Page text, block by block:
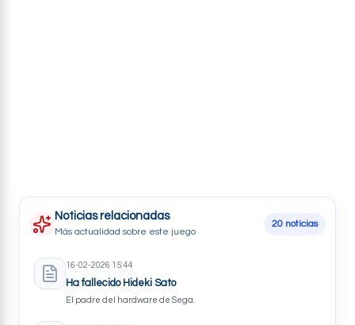
Noticias relacionadas
Más actualidad sobre este juego
20 noticias
16-02-2026 15:44
Ha fallecido Hideki Sato
El padre del hardware de Sega.